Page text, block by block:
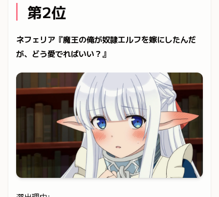
第2位
ネフェリア『魔王の俺が奴隷エルフを嫁にしたんだ
が、どう愛でればいい？』